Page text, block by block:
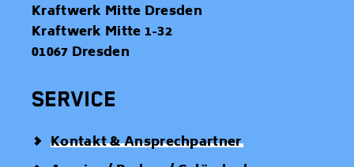
Kraftwerk Mitte Dresden
Kraftwerk Mitte 1-32
01067 Dresden
SERVICE
Kontakt & Ansprechpartner